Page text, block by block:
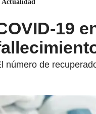
Actualidad
19
número de